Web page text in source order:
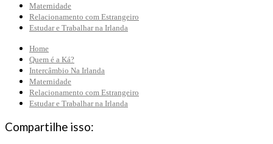
Maternidade
Relacionamento com Estrangeiro
Estudar e Trabalhar na Irlanda
Home
Quem é a Ká?
Intercâmbio Na Irlanda
Maternidade
Relacionamento com Estrangeiro
Estudar e Trabalhar na Irlanda
Compartilhe isso: